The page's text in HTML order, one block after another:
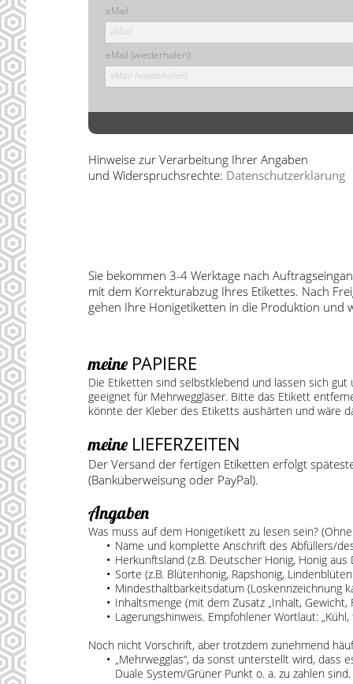
Hinweise zur Verarbeitung Ihrer Angaben
und Widerspruchsrechte: Datenschutzerklärung
eMail:
eMail
eMail (wiederholen):
eMail (wiederholen)
Sie bekommen 3-4 Werktage nach
mit dem Korrekturabzug Ihres Etikettes. Nach
gehen Ihre Honigetiketten in die Produktion und
meine PAPIERE
Die Etiketten sind selbstklebend und lassen sich
geeignet für Mehrweggläser. Bitte das Etikett
könnte der Kleber des Etiketts aushärten und wäre
meine LIEFERZEITEN
Der Versand der fertigen Etiketten erfolgt
(Banküberweisung oder PayPal).
Angaben
Was muss auf dem Honigetikett zu lesen sein?
Name und komplette Anschrift des Abfüllers/
Herkunftsland (z.B. Deutscher Honig, Honig aus
Sorte (z.B. Blütenhonig, Rapshonig,
Mindesthaltbarkeitsdatum (Loskennzeichnung
Inhaltsmenge (mit dem Zusatz „Inhalt, Gewicht,
Lagerungshinweis. Empfohlener Wortlaut:
Noch nicht Vorschrift, aber trotzdem zunehmend
„Mehrwegglas“, da sonst unterstellt wird, dass
Duale System/Grüner Punkt o. a. zu zahlen